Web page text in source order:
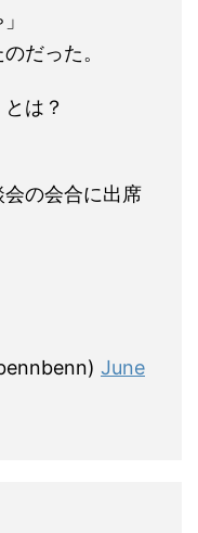
だった。
は？
会の会合に出席
June